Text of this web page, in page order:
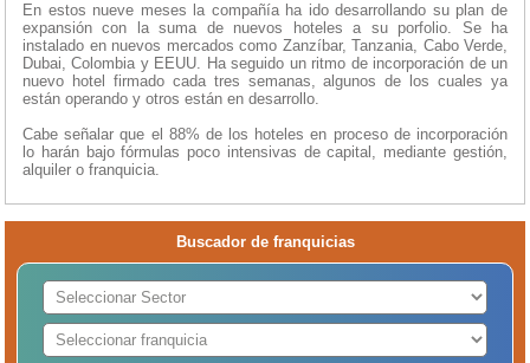
En estos nueve meses la compañía ha ido desarrollando su plan de
expansión con la suma de nuevos hoteles a su porfolio. Se ha
instalado en nuevos mercados como Zanzíbar, Tanzania, Cabo Verde,
Dubai, Colombia y EEUU. Ha seguido un ritmo de incorporación de un
nuevo hotel firmado cada tres semanas, algunos de los cuales ya
están operando y otros están en desarrollo.
Cabe señalar que el 88% de los hoteles en proceso de incorporación
lo harán bajo fórmulas poco intensivas de capital, mediante gestión,
alquiler o franquicia.
Buscador de franquicias